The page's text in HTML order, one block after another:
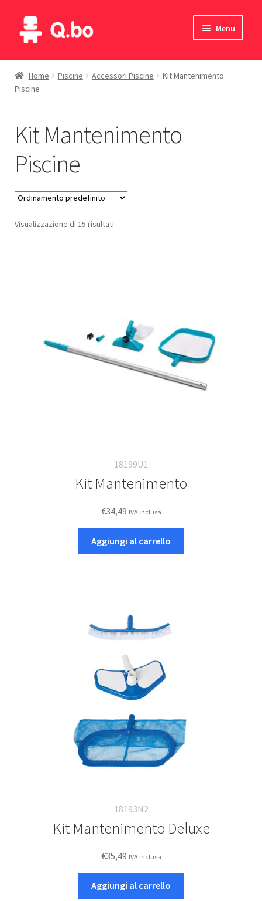
Vai
alla
Vai
al
Menu
Home
Blog
Home Piscine Accessori Piscine
Kit Mantenimento
Piscine
Kit Mantenimento
Piscine
Visualizzazione di 15 risultati
18199U1
Kit Mantenimento
€34,49 IVA inclusa
Aggiungi al carrello
18193N2
Kit Mantenimento Deluxe
€35,49 IVA inclusa
Aggiungi al carrello